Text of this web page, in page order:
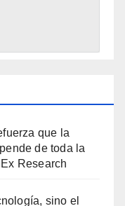
que la
de toda la
Research
sino el